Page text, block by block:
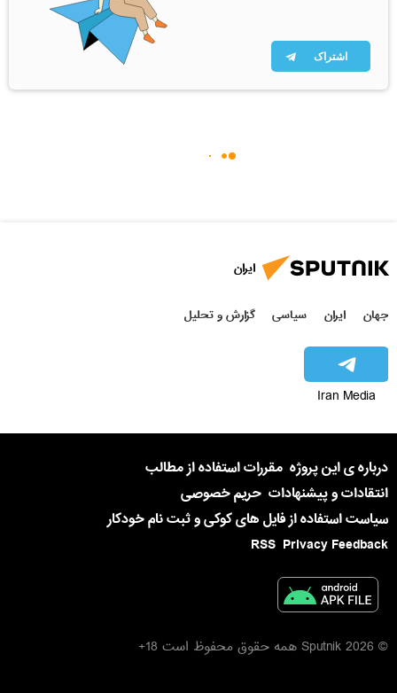
اشتراک
ایران
جهان ایران سیاسی گزارش و تحلیل
Iran Media
درباره ی این پروژه مقررات استفاده از مطالب
انتقادات و پیشنهادات حریم خصوصی
سیاست استفاده از فایل های کوکی و ثبت نام خودکار
Privacy Feedback
RSS
© 2026 Sputnik همه حقوق محفوظ است 18+